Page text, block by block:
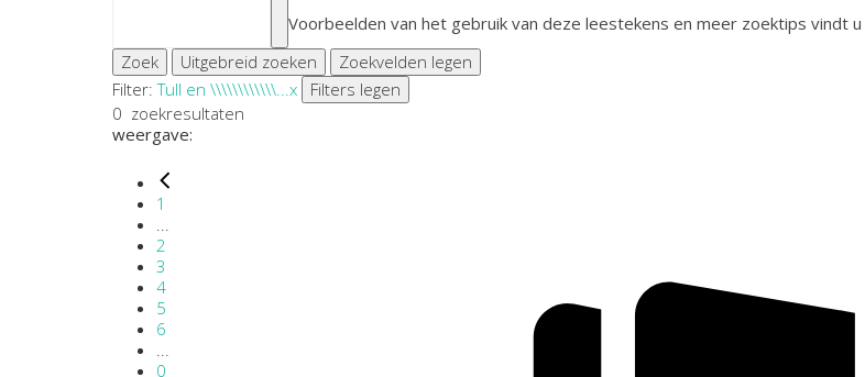
Voorbeelden van het gebruik van deze leestekens en meer zoektips vindt u
Zoek
Uitgebreid zoeken
Zoekvelden legen
Filter:Tull en \\\\\\\\\\\\... x
Filters legen
0 zoekresultaten
weergave:
1
2
3
4
5
6
0